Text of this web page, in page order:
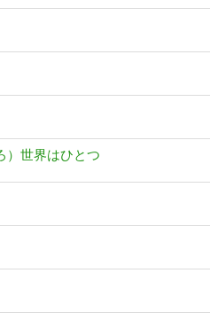
）世界はひとつ